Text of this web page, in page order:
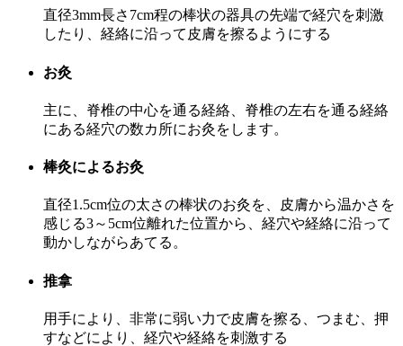
直径3mm長さ7cm程の棒状の器具の先端で経穴を刺激
したり、経絡に沿って皮膚を擦るようにする
お灸
主に、脊椎の中心を通る経絡、脊椎の左右を通る経絡
にある経穴の数カ所にお灸をします。
棒灸によるお灸
直径1.5cm位の太さの棒状のお灸を、皮膚から温かさを
感じる3～5cm位離れた位置から、経穴や経絡に沿って
動かしながらあてる。
推拿
用手により、非常に弱い力で皮膚を擦る、つまむ、押
すなどにより、経穴や経絡を刺激する